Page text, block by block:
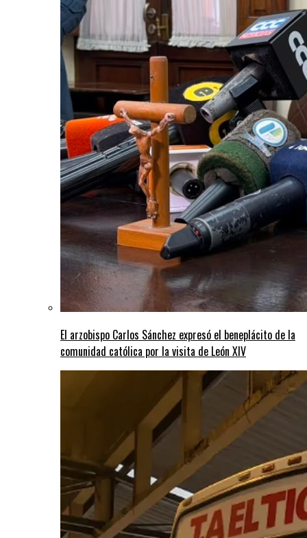
El arzobispo Carlos Sánchez expresó el beneplácito de la
comunidad católica por la visita de León XIV